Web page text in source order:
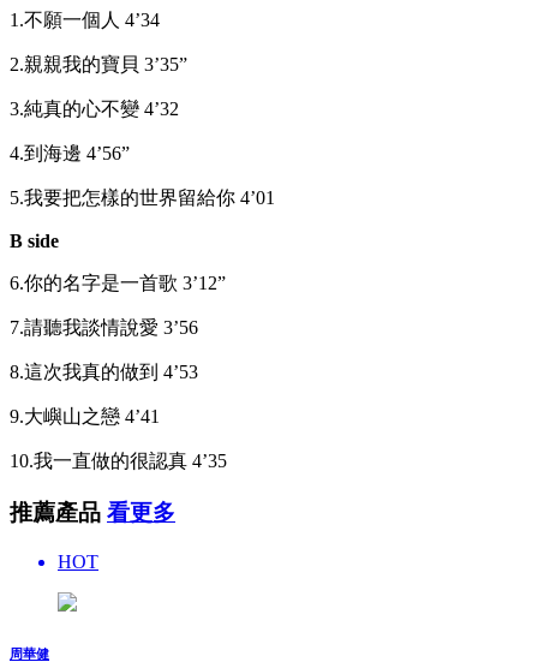
1.不願一個人 4’34
2.親親我的寶貝 3’35”
3.純真的心不變 4’32
4.到海邊 4’56”
5.我要把怎樣的世界留給你 4’01
B side
6.你的名字是一首歌 3’12”
7.請聽我談情說愛 3’56
8.這次我真的做到 4’53
9.大嶼山之戀 4’41
10.我一直做的很認真 4’35
推薦產品 看更多
HOT
周華健